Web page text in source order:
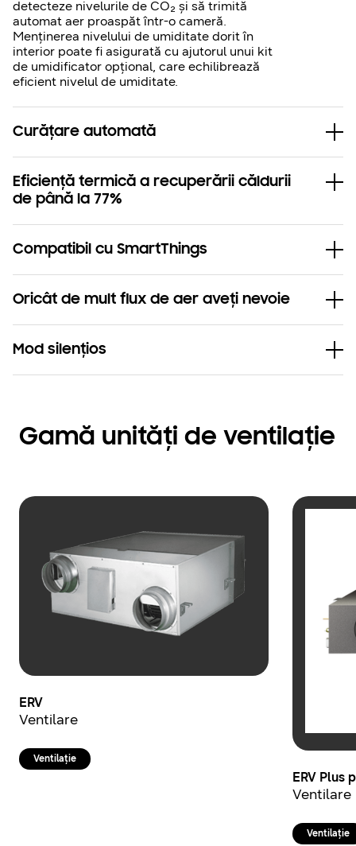
detecteze nivelurile de CO₂ și să trimită
automat aer proaspăt într-o cameră.
Menținerea nivelului de umiditate dorit în
interior poate fi asigurată cu ajutorul unui kit
de umidificator opțional, care echilibrează
eficient nivelul de umiditate.
Curățare automată
Eficiență termică a recuperării căldurii
de până la 77%
Compatibil cu SmartThings
Oricât de mult flux de aer aveți nevoie
Mod silențios
Gamă unități de ventilație
ERV
Ventilare
Ventilație
ERV Plus
Ventilare
Ventilație